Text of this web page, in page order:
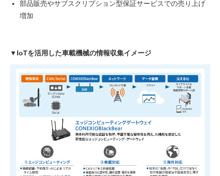
部品販売やサブスクリプション型保証サービスでの売り上げ
増加
▼IoTを活用した車載機械の情報収集イメージ